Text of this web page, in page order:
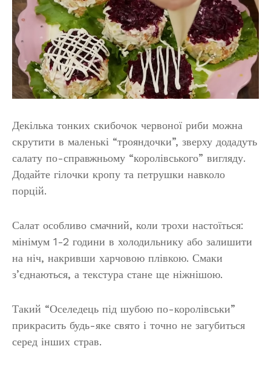
Декілька тонких скибочок червоної риби можна
скрутити в маленькі “трояндочки”, зверху додадуть
салату по-справжньому “королівського” вигляду.
Додайте гілочки кропу та петрушки навколо
порцій.
Салат особливо смачний, коли трохи настоїться:
мінімум 1-2 години в холодильнику або залишити
на ніч, накривши харчовою плівкою. Смаки
з’єднаються, а текстура стане ще ніжнішою.
Такий “Оселедець під шубою по-королівськи”
прикрасить будь-яке свято і точно не загубиться
серед інших страв.